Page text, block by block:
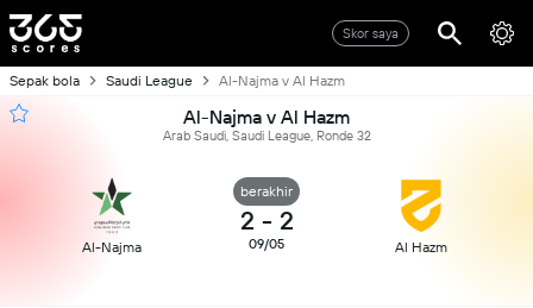
Skor saya
Sepak bola Saudi League Al-Najma v Al Hazm
Al-Najma v Al Hazm
Arab Saudi, Saudi League, Ronde 32
Al-Najma
berakhir
2 - 2
09/05 Al Hazm